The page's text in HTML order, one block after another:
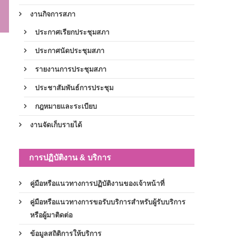
งานกิจการสภา
ประกาศเรียกประชุมสภา
ประกาศนัดประชุมสภา
รายงานการประชุมสภา
ประชาสัมพันธ์การประชุม
กฎหมายและระเบียบ
งานจัดเก็บรายได้
การปฏิบัติงาน & บริการ
คู่มือหรือแนวทางการปฏิบัติงานของเจ้าหน้าที่
คู่มือหรือแนวทางการขอรับบริการสำหรับผู้รับบริการ
หรือผู้มาติดต่อ
ข้อมูลสถิติการให้บริการ